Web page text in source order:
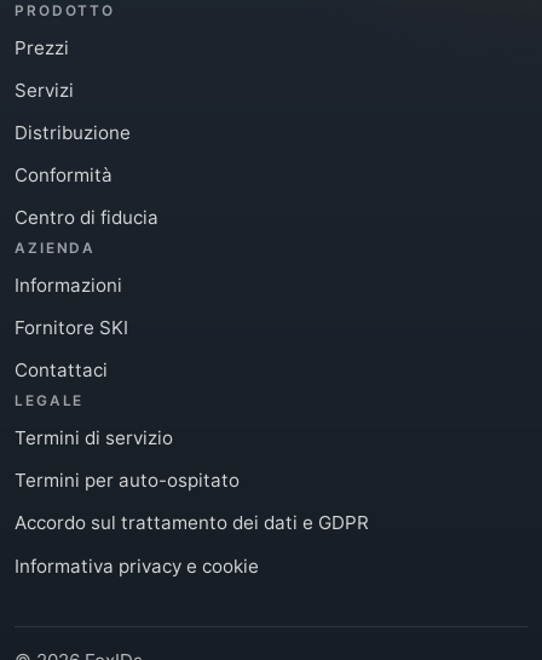
PRODOTTO
Prezzi
Servizi
Distribuzione
Conformità
Centro di fiducia
AZIENDA
Informazioni
Fornitore SKI
Contattaci
LEGALE
Termini di servizio
Termini per auto-ospitato
Accordo sul trattamento dei dati e GDPR
Informativa privacy e cookie